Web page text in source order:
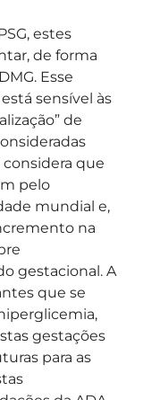
estes
de forma
Esse
sensível às
de
que
pelo
mundial e,
na
gestacional. A
que se
gestações
para as